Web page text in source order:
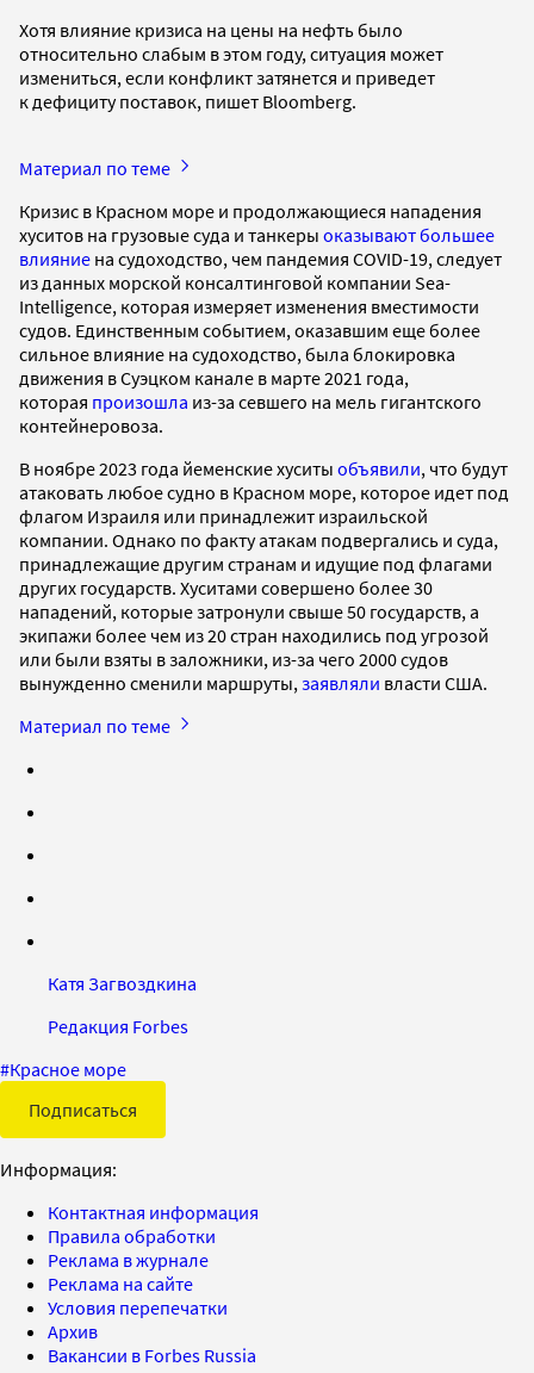
Хотя влияние кризиса на цены на нефть было
относительно слабым в этом году, ситуация может
измениться, если конфликт затянется и приведет
к дефициту поставок, пишет Bloomberg.
Материал по теме
Кризис в Красном море и продолжающиеся нападения
хуситов на грузовые суда и танкеры оказывают большее
влияние на судоходство, чем пандемия COVID-19, следует
из данных морской консалтинговой компании Sea-
Intelligence, которая измеряет изменения вместимости
судов. Единственным событием, оказавшим еще более
сильное влияние на судоходство, была блокировка
движения в Суэцком канале в марте 2021 года,
которая произошла из-за севшего на мель гигантского
контейнеровоза.
В ноябре 2023 года йеменские хуситы объявили, что будут
атаковать любое судно в Красном море, которое идет под
флагом Израиля или принадлежит израильской
компании. Однако по факту атакам подвергались и суда,
принадлежащие другим странам и идущие под флагами
других государств. Хуситами совершено более 30
нападений, которые затронули свыше 50 государств, а
экипажи более чем из 20 стран находились под угрозой
или были взяты в заложники, из-за чего 2000 судов
вынужденно сменили маршруты, заявляли власти США.
Материал по теме
Катя Загвоздкина
Редакция Forbes
#Красное море
Подписаться
Информация:
Контактная информация
Правила обработки
Реклама в журнале
Реклама на сайте
Условия перепечатки
Архив
Вакансии в Forbes Russia